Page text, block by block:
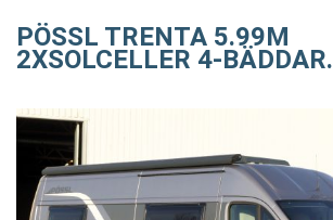
PÖSSL TRENTA 5.99M
2XSOLCELLER 4-BÄDDAR.